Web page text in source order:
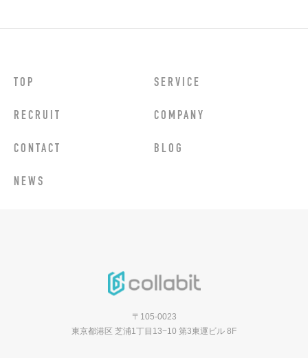
TOP SERVICE
RECRUIT COMPANY
CONTACT BLOG
NEWS
〒105-0023
東京都港区 芝浦1丁目13−10 第3東運ビル 8F